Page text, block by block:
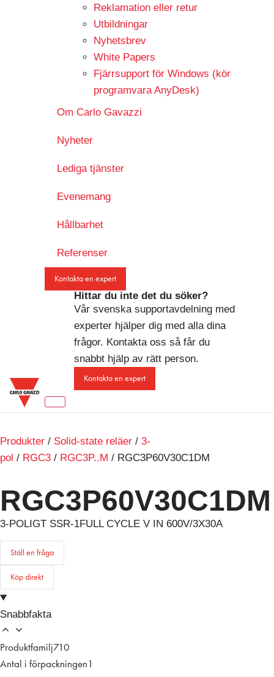
Reklamation eller retur
Utbildningar
Nyhetsbrev
White Papers
Fjärrsupport för Windows (kör
programvara AnyDesk)
Om Carlo Gavazzi
Nyheter
Lediga tjänster
Evenemang
Hållbarhet
Referenser
Kontakta en expert
Hittar du inte det du söker?
Vår svenska supportavdelning med
experter hjälper dig med alla dina
frågor. Kontakta oss så får du
snabbt hjälp av rätt person.
Kontakta en expert
Produkter / Solid-state reläer / 3-
pol / RGC3 / RGC3P..M / RGC3P60V30C1DM
RGC3P60V30C1DM
3-POLIGT SSR-1FULL CYCLE V IN 600V/3X30A
Ställ en fråga
Köp direkt
Snabbfakta
Produktfamilj710
Antal i förpackningen 1